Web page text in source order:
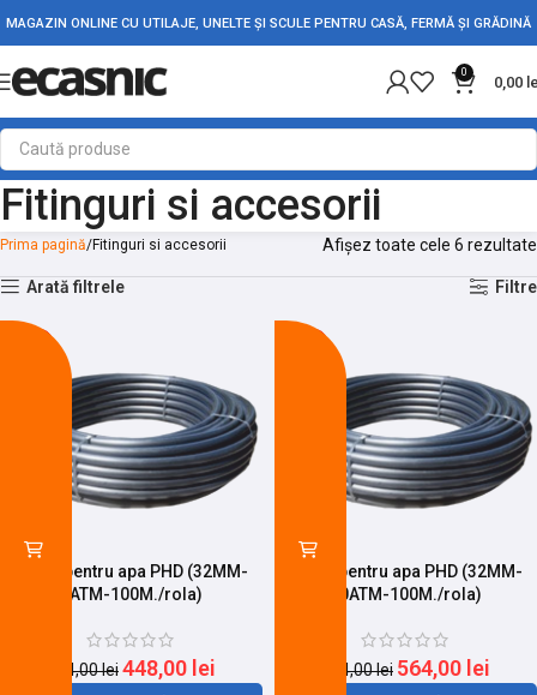
MAGAZIN ONLINE CU UTILAJE, UNELTE ȘI SCULE PENTRU CASĂ, FERMĂ ȘI GRĂDINĂ
0
0,00
Fitinguri si accesorii
Prima pagină Fitinguri si accesorii Afișez toate cele 6 rezultate
Arată filtrele Filtre
Teava pentru apa PHD (32MM-
6ATM-100M./rola)
604,00lei448,00 lei
Teava pentru apa PHD (32MM-
10ATM-100M./rola)
744,00lei 564,00 lei